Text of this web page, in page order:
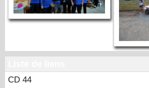
CD 44